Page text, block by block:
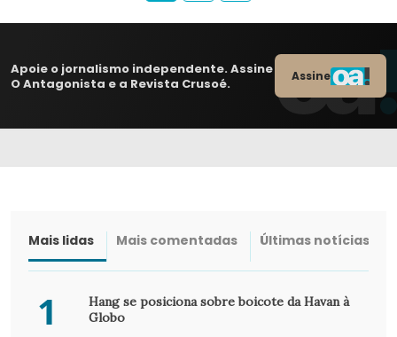
Apoie o jornalismo independente. Assine
O Antagonista e a Revista Crusoé.
Assine
Mais lidas Mais comentadas Últimas notícias
1
Hang se posiciona sobre boicote da Havan à
Globo